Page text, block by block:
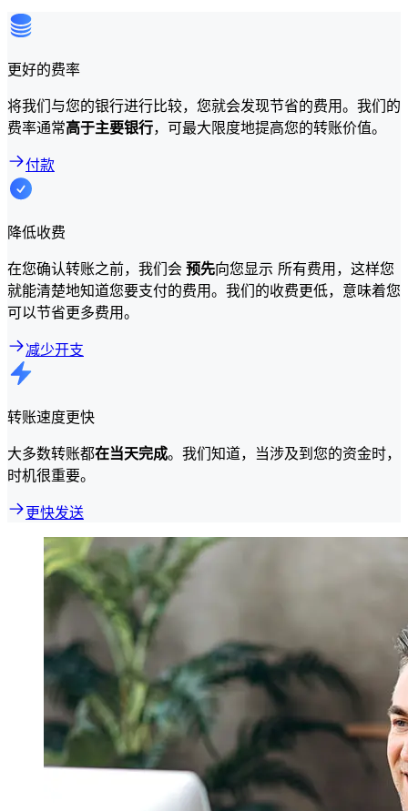
更好的费率
将我们与您的银行进行比较，您就会发现节省的费用。我们的
费率通常高于主要银行，可最大限度地提高您的转账价值。
付款
降低收费
在您确认转账之前，我们会 预先向您显示 所有费用，这样您
就能清楚地知道您要支付的费用。我们的收费更低，意味着您
可以节省更多费用。
减少开支
转账速度更快
大多数转账都在当天完成。我们知道，当涉及到您的资金时，
时机很重要。
更快发送